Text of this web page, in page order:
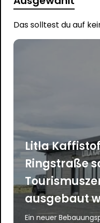
Das solltest du auf
Litla
Ringstraße
ausgebaut
Ein neuer